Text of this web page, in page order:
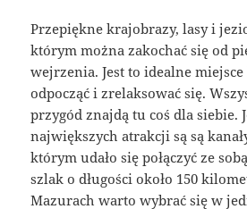
Przepiękne krajobrazy, lasy i
którym można zakochać się od
wejrzenia. Jest to idealne miejsce
odpocząć i zrelaksować się.
przygód znajdą tu coś dla siebie.
największych atrakcji są są
którym udało się połączyć ze
szlak o długości około 150
Mazurach warto wybrać się w